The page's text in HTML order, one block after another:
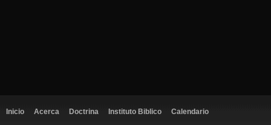
Inicio Acerca Doctrina Instituto Biblico Calendario